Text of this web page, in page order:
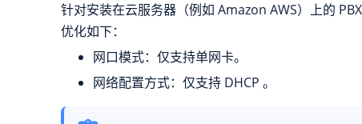
针对安装在云服务器（例如 Amazon AWS）上的
优化如下：
网口模式：仅支持单网卡。
网络配置方式：仅支持 DHCP 。